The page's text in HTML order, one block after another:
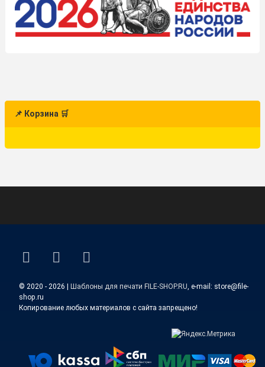
📌 Корзина 🛒
ВКонтакте
YouTube
E-mail
© 2020 - 2026 | Шаблоны для печати FILE-SHOP.RU , e-mail: store@file-
shop.ru
Копирование любых материалов с сайта запрещено!